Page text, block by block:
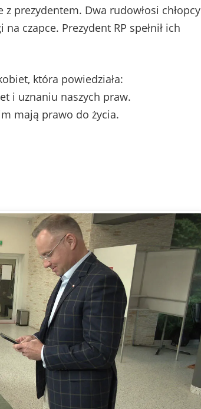
prezydentem. Dwa rudowłosi chłopcy
czapce. Prezydent RP spełnił ich
która powiedziała:
i uznaniu naszych praw.
mają prawo do życia.